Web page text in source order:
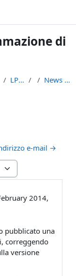
di
LPR - A News forum
e-mail →
2014,
pubblicato una
correggendo
versione